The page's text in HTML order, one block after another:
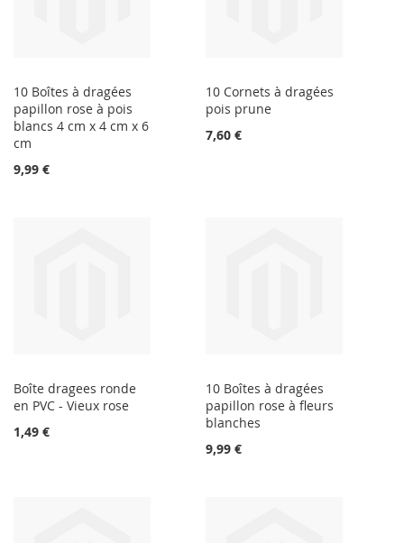
10 Boîtes à dragées
papillon rose à pois
blancs 4 cm x 4 cm x 6
cm
9,99 €
10 Cornets à dragées
pois prune
7,60 €
Boîte dragees ronde
en PVC - Vieux rose
1,49 €
10 Boîtes à dragées
papillon rose à fleurs
blanches
9,99 €